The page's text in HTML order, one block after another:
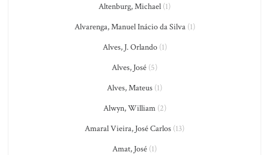
Altenburg, Michael (1)
Alvarenga, Manuel Inácio da Silva(1)
Alves, J. Orlando(1)
Alves, José (5)
Alves, Mateus (1)
Alwyn, William(2)
Amaral Vieira, José Carlos (13)
Amat, José (1)